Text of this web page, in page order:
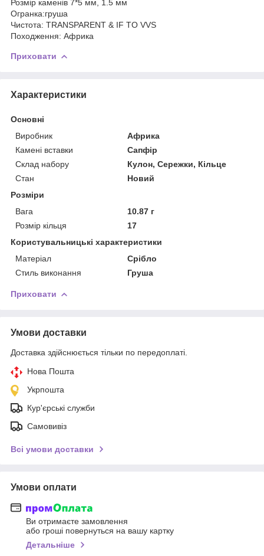
Розмір каменів 7*5 мм, 1.5 мм
Огранка:груша
Чистота: TRANSPARENT & IF TO VVS
Походження: Африка
Приховати
Характеристики
Основні
Виробник
Африка
Камені вставки
Сапфір
Склад набору
Кулон, Сережки, Кільце
Стан
Новий
Розміри
Вага
10.87 г
Розмір кільця
17
Користувальницькі характеристики
Матеріал
Срібло
Стиль виконання
Груша
Приховати
Умови доставки
Доставка здійснюється тільки по передоплаті.
Нова Пошта
Укрпошта
Кур'єрські служби
Самовивіз
Всі умови доставки
Умови оплати
Ви отримаєте замовлення
або гроші повернуться на вашу картку
Детальніше